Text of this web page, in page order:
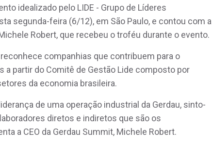
idealizado pelo LIDE - Grupo de Líderes
segunda-feira (6/12), em São Paulo, e contou com a
Robert, que recebeu o troféu durante o evento.
companhias que contribuem para o
a partir do Comitê de Gestão Lide composto por
da economia brasileira.
de uma operação industrial da Gerdau, sinto-
diretos e indiretos que são os
a CEO da Gerdau Summit, Michele Robert.